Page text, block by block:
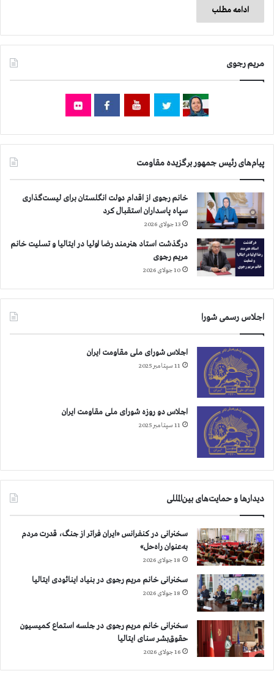
ادامه مطلب
مریم رجوی
پیام‌های رئیس جمهور برگزیده مقاومت
خانم رجوی از اقدام دولت انگلستان برای لیست‌گذاری
سپاه پاسداران استقبال کرد
13 جولای 2026
درگذشت استاد هنرمند رضا اولیا در ایتالیا و تسلیت خانم
مریم رجوی
10 جولای 2026
اجلاس رسمی شورا
اجلاس شورای ملی مقاومت ایران
11 سپتامبر 2025
اجلاس دو روزه شورای ملی مقاومت ایران
11 سپتامبر 2025
دیدارها و حمایت‌های بین‌المللی
سخنرانی در کنفرانس «ایران فراتر از جنگ، قدرت مردم
به‌عنوان راه‌حل»
18 جولای 2026
سخنرانی خانم مریم رجوی در بنیاد اینائودی ایتالیا
18 جولای 2026
سخنرانی خانم مریم رجوی در جلسه استماع کمیسیون
حقوق‌بشر سنای ایتالیا
16 جولای 2026